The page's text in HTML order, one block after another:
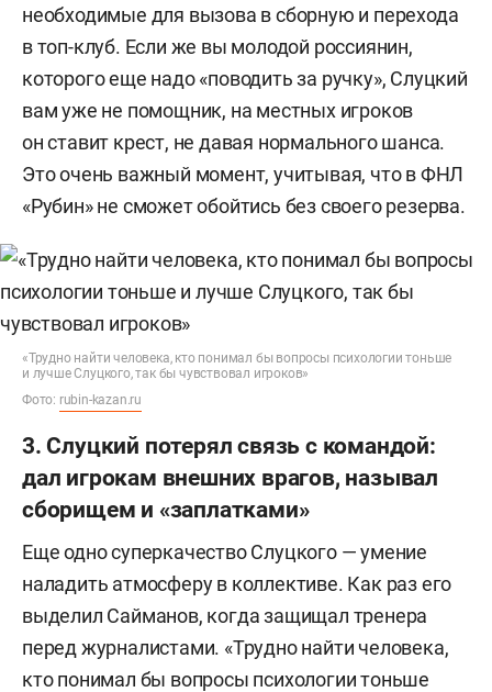
необходимые для вызова в сборную и перехода
в топ-клуб. Если же вы молодой россиянин,
которого еще надо «поводить за ручку», Слуцкий
вам уже не помощник, на местных игроков
он ставит крест, не давая нормального шанса.
Это очень важный момент, учитывая, что в ФНЛ
«Рубин» не сможет обойтись без своего резерва.
«Трудно найти человека, кто понимал бы вопросы психологии тоньше
и лучше Слуцкого, так бы чувствовал игроков»
Фото: rubin-kazan.ru
3. Слуцкий потерял связь с командой:
дал игрокам внешних врагов, называл
сборищем и «заплатками»
Еще одно суперкачество Слуцкого — умение
наладить атмосферу в коллективе. Как раз его
выделил Сайманов, когда защищал тренера
перед журналистами. «Трудно найти человека,
кто понимал бы вопросы психологии тоньше